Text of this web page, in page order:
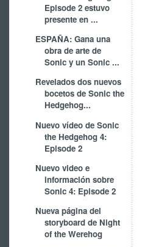
Episode 2 estuvo
presente en ...
ESPAÑA: Gana una
obra de arte de
Sonic y un Sonic ...
Revelados dos nuevos
bocetos de Sonic the
Hedgehog...
Nuevo vídeo de Sonic
the Hedgehog 4:
Episode 2
Nuevo video e
información sobre
Sonic 4: Episode 2
Nueva página del
storyboard de Night
of the Werehog